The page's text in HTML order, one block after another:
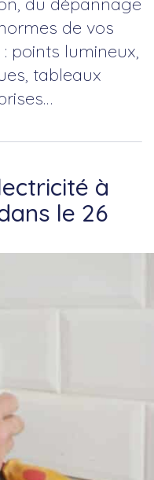
de vos
points lumineux,
tableaux
à
le 26